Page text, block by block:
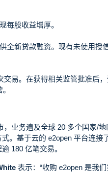
每股收益增厚。
全新贷款融资。现有未使用授
易。在获得相关监管批准后
业务遍及全球 20 多个国家/
。基于云的 e2open 平台连接
180 亿笔交易。
表示：“收购 e2open 是我